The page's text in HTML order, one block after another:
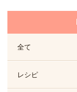
全て
レシピ